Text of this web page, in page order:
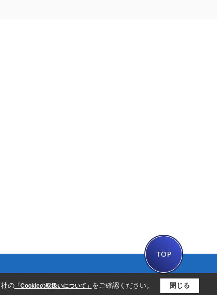
の「Cookieの取扱いについて」 をご確認ください。 閉じる